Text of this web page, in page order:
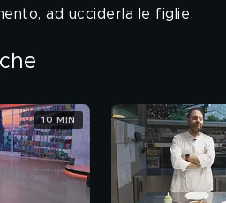
ad ucciderla le figlie
10 MIN